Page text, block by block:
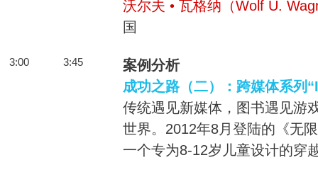
沃尔夫 • 瓦格纳（Wolf U.
国
3:00 3:45
案例分析
成功之路（二）：跨媒体系列
传统遇见新媒体，图书遇见游
世界。2012年8月登陆的《无
一个专为8-12岁儿童设计的穿